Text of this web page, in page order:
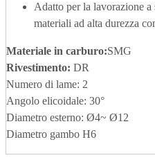
Adatto per la lavorazione a
materiali ad alta durezza
Materiale in carburo:SMG
Rivestimento: DR
Numero di lame: 2
Angolo elicoidale: 30°
Diametro esterno: Ø4~ Ø12
Diametro gambo H6